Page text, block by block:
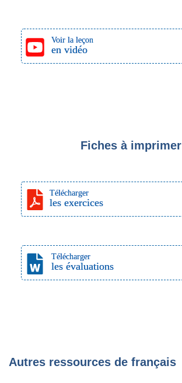
Voir la leçon
en vidéo
Fiches à imprimer
Télécharger
les exercices
Télécharger
les évaluations
Autres ressources de français